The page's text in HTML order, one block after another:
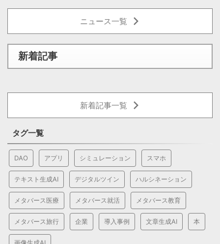
ニュース一覧
新着記事
新着記事一覧
タグ一覧
DAO アプリ シミュレーション スマホ
テキスト生成AI デジタルツイン ハルシネーション
メタバース医療 メタバース就活 メタバース教育
メタバース旅行 企業 導入事例 文章生成AI 本